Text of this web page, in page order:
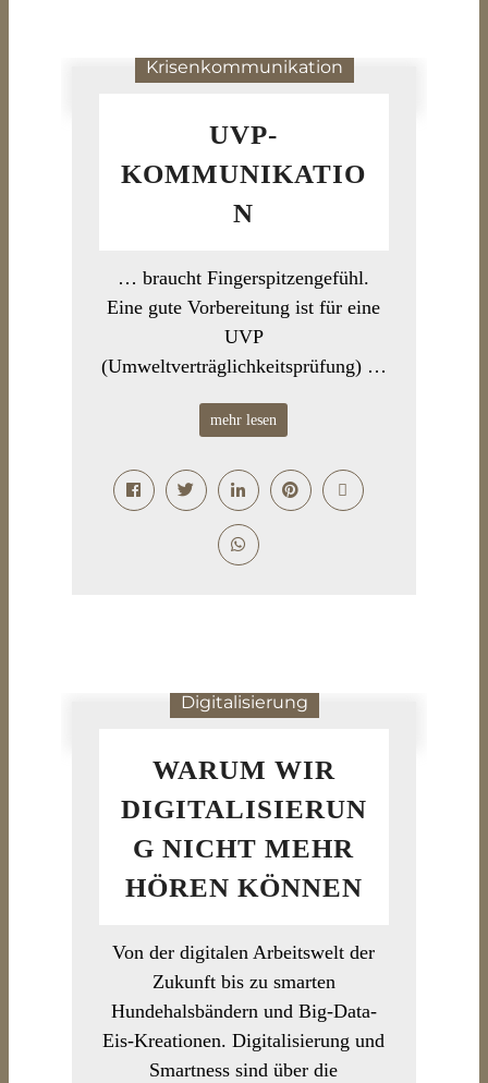
Krisenkommunikation
UVP-
KOMMUNIKATIO
N
… braucht Fingerspitzengefühl.
Eine gute Vorbereitung ist für eine
UVP
(Umweltverträglichkeitsprüfung) …
mehr lesen
Digitalisierung
WARUM WIR
DIGITALISIERUN
G NICHT MEHR
HÖREN KÖNNEN
Von der digitalen Arbeitswelt der
Zukunft bis zu smarten
Hundehalsbändern und Big-Data-
Eis-Kreationen. Digitalisierung und
Smartness sind über die